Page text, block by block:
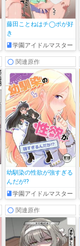
藤田ことねはチ◯ポが好
き
学園アイドルマスター
関連原作
幼馴染の性欲が強すぎる
んだが!?
学園アイドルマスター
関連原作